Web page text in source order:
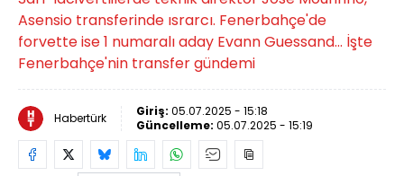
Asensio transferinde ısrarcı. Fenerbahçe'de
forvette ise 1 numaralı aday Evann Guessand... İşte
Fenerbahçe'nin transfer gündemi
Habertürk Giriş: 05.07.2025 - 15:18
Güncelleme: 05.07.2025 - 15:19